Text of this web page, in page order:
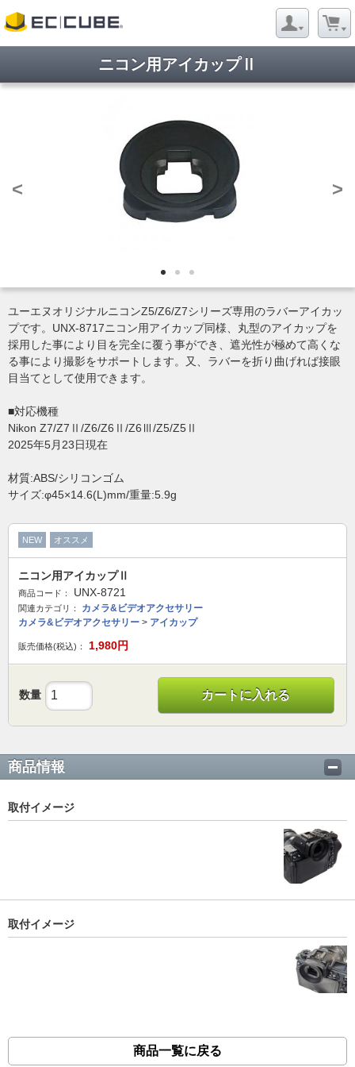
ニコン用アイカップⅡ
< >
ユーエヌオリジナルニコンZ5/Z6/Z7シリーズ専用のラバーアイカッ
プです。UNX-8717ニコン用アイカップ同様、丸型のアイカップを
採用した事により目を完全に覆う事ができ、遮光性が極めて高くな
る事により撮影をサポートします。又、ラバーを折り曲げれば接眼
目当てとして使用できます。
■対応機種
Nikon Z7/Z7Ⅱ/Z6/Z6Ⅱ/Z6Ⅲ/Z5/Z5Ⅱ
2025年5月23日現在
材質:ABS/シリコンゴム
サイズ:φ45×14.6(L)mm/重量:5.9g
NEW オススメ
ニコン用アイカップⅡ
商品コード： UNX-8721
関連カテゴリ：
カメラ&ビデオアクセサリー
カメラ&ビデオアクセサリー > アイカップ
販売価格(税込)： 1,980円
数量 カートに入れる
商品情報
取付イメージ
取付イメージ
商品一覧に戻る